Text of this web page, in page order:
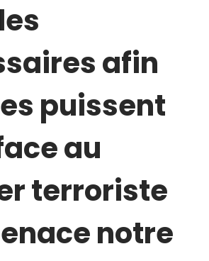
afin
puissent
au
terroriste
notre